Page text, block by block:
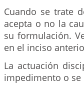
Cuando se trate
acepta o no la
su formulación.
en el inciso
La actuación
impedimento o se